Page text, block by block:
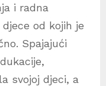
i radna
od kojih je
Spajajući
svojoj djeci, a